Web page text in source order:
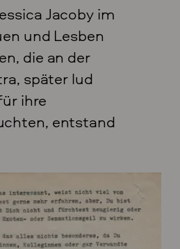
Jacoby im
und Lesben
die an der
später lud
ihre
entstand